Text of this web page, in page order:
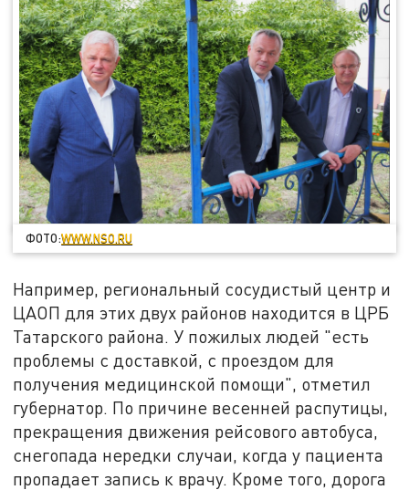
ФОТО:WWW.NSO.RU
Например, региональный сосудистый центр и
ЦАОП для этих двух районов находится в ЦРБ
Татарского района. У пожилых людей "есть
проблемы с доставкой, с проездом для
получения медицинской помощи", отметил
губернатор. По причине весенней распутицы,
прекращения движения рейсового автобуса,
снегопада нередки случаи, когда у пациента
пропадает запись к врачу. Кроме того, дорога